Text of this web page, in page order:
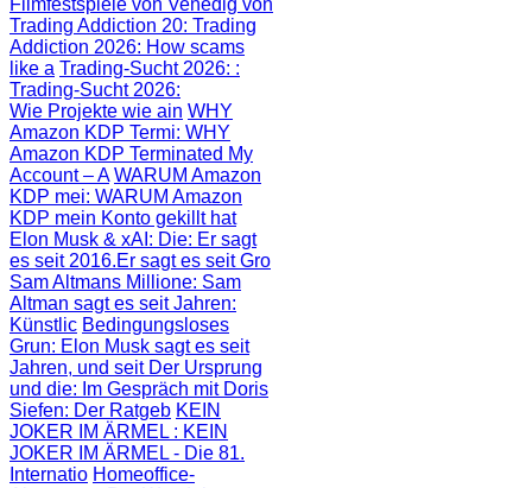
Filmfestspiele von Venedig von
Trading Addiction 20: Trading
Addiction 2026: How scams
like a Trading-Sucht 2026: :
Trading-Sucht 2026:
Wie Projekte wie ain WHY
Amazon KDP Termi: WHY
Amazon KDP Terminated My
Account – A WARUM Amazon
KDP mei: WARUM Amazon
KDP mein Konto gekillt hat
Elon Musk & xAI: Die: Er sagt
es seit 2016.Er sagt es seit Gro
Sam Altmans Millione: Sam
Altman sagt es seit Jahren:
Künstlic Bedingungsloses
Grun: Elon Musk sagt es seit
Jahren, und seit Der Ursprung
und die: Im Gespräch mit Doris
Siefen: Der Ratgeb KEIN
JOKER IM ÄRMEL : KEIN
JOKER IM ÄRMEL - Die 81.
Internatio Homeoffice-